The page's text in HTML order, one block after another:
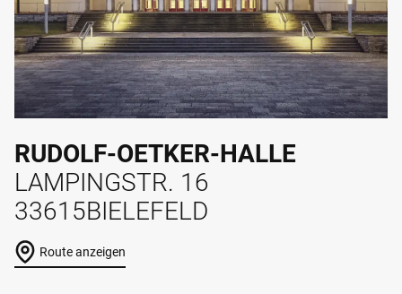
RUDOLF-OETKER-HALLE
LAMPINGSTR. 16
33615BIELEFELD
Route anzeigen